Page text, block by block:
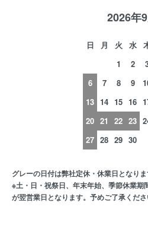
2026年
日 月 火 水
1
2
6
7 8 9
13 14 15 16
20 21 22 23
27 28 29 30
グレーの日付は弊社定休・休業日となりま
※土・日・祝祭日、年末年始、季節休業期
が翌営業日となります。予めご了承くださ